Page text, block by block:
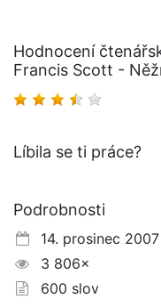
Hodnocení
Francis Scott -
Líbila se ti práce?
Podrobnosti
14. prosinec 2007
3 806×
600 slov